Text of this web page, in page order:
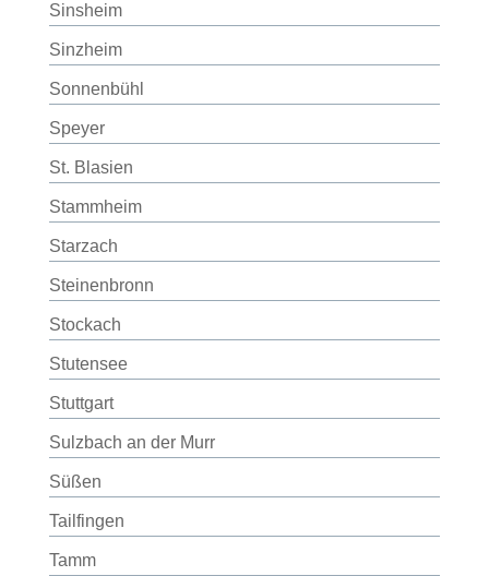
Sinsheim
Sinzheim
Sonnenbühl
Speyer
St. Blasien
Stammheim
Starzach
Steinenbronn
Stockach
Stutensee
Stuttgart
Sulzbach an der Murr
Süßen
Tailfingen
Tamm